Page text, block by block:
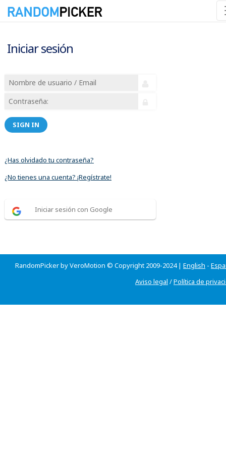
Iniciar sesión
SIGN IN
¿Has olvidado tu contraseña?
¿No tienes una cuenta? ¡Regístrate!
Iniciar sesión con Google
RandomPicker by VeroMotion © Copyright 2009-2024 | English -
Aviso legal /Política de